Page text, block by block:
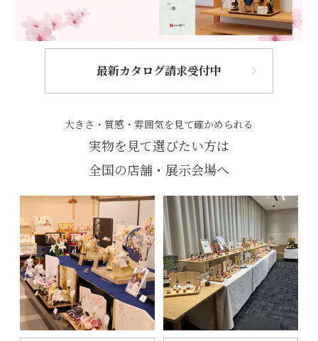
最新カタログ請求受付中
大きさ・質感・雰囲気を見て確かめられる
実物を見て選びたい方は
全国の店舗・展示会場へ